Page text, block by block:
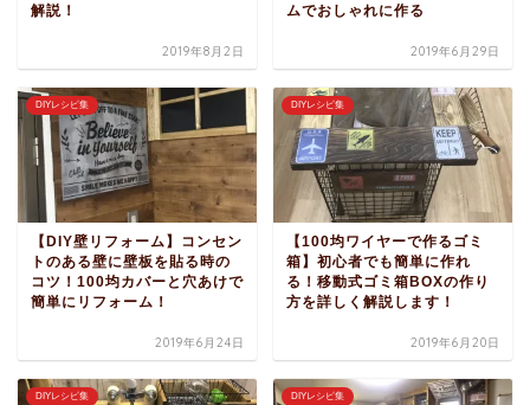
解説！
2019年8月2日
ムでおしゃれに作る
2019年6月29日
DIYレシピ集
【DIY壁リフォーム】コンセン
トのある壁に壁板を貼る時の
コツ！100均カバーと穴あけで
簡単にリフォーム！
2019年6月24日
DIYレシピ集
【100均ワイヤーで作るゴミ
箱】初心者でも簡単に作れ
る！移動式ゴミ箱BOXの作り
方を詳しく解説します！
2019年6月20日
DIYレシピ集 DIYレシピ集